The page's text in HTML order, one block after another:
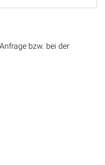
bzw. bei der